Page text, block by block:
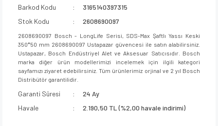
Barkod Kodu
3165140397315
Stok Kodu
2608690097
2608690097 Bosch - LongLife Serisi, SDS-Max Şaftlı Yassı Keski
350*50 mm 2608690097 Ustapazar güvencesi ile satın alabilirsiniz.
Ustapazar, Bosch Endüstriyel Alet ve Aksesuar Satıcısıdır. Bosch
marka diğer ürün modellerimizi incelemek için ilgili kategori
sayfamızı ziyaret edebilirsiniz. Tüm ürünlerimiz orjinal ve 2 yıl Bosch
Distribütör garantilidir.
Garanti Süresi
24 Ay
Havale
2.190,50 TL (%2,00 havale indirimi)